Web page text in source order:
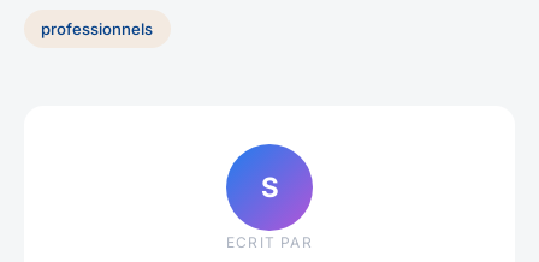
professionnels
S
ECRIT PAR